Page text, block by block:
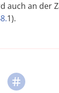
auch an der
1).